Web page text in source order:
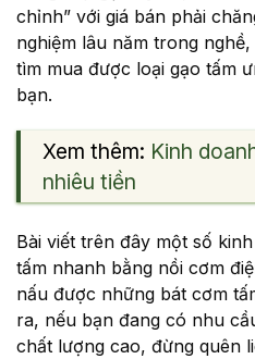
chỉnh” với giá bán phải
nghiệm lâu năm trong
tìm mua được loại gạo tấm
bạn.
Xem thêm: Kinh
nhiêu tiền
Bài viết trên đây một số
tấm nhanh bằng nồi cơm
nấu được những bát cơm
ra, nếu bạn đang có nhu
chất lượng cao, đừng quên